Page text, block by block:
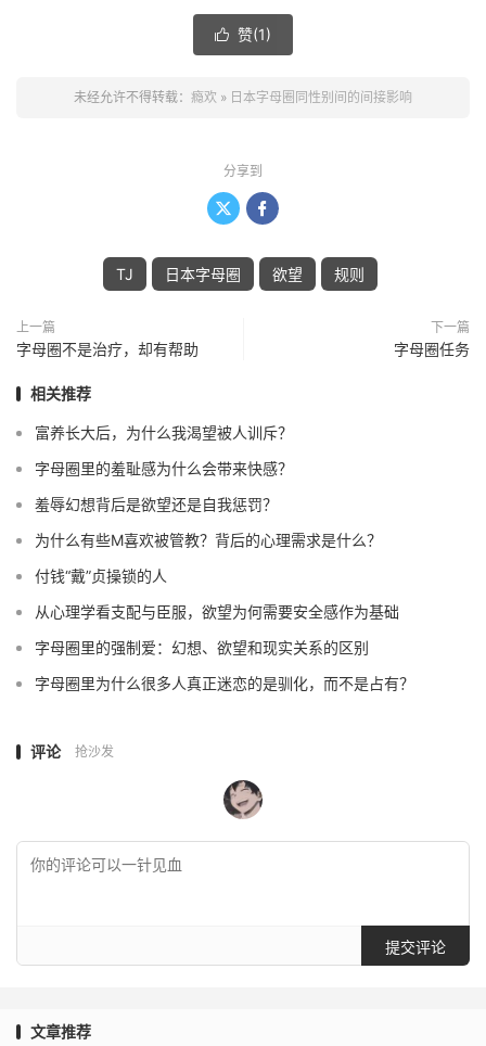
 赞(1)
未经允许不得转载： 瘾欢 » 日本字母圈同性别间的间接影响
分享到
 
TJ 日本字母圈 欲望 规则
上一篇
字母圈不是治疗，却有帮助
下一篇
字母圈任务
相关推荐
富养长大后，为什么我渴望被人训斥？
字母圈里的羞耻感为什么会带来快感？
羞辱幻想背后是欲望还是自我惩罚？
为什么有些M喜欢被管教？背后的心理需求是什么？
付钱“戴”贞操锁的人
从心理学看支配与臣服，欲望为何需要安全感作为基础
字母圈里的强制爱：幻想、欲望和现实关系的区别
字母圈里为什么很多人真正迷恋的是驯化，而不是占有？
评论 抢沙发
提交评论
文章推荐